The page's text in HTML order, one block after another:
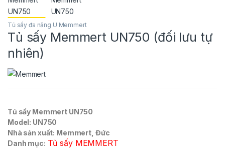
Tủ sấy đa năng U Memmert
Tủ sấy Memmert UN750 (đối lưu tự
nhiên)
Tủ sấy Memmert UN750
Model: UN750
Nhà sản xuất: Memmert, Đức
Danh mục: Tủ sấy MEMMERT